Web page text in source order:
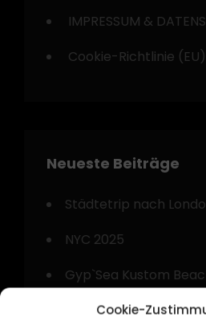
Cookie-
IMPRESSUM &
Cookie-Richtlinie (EU)
Neueste Beiträge
Städtetrip nach
NYC 2025
Gyp`Sea Kustom
Kurztrip nach